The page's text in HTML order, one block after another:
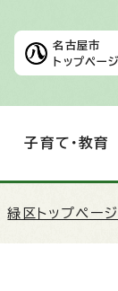
名古屋市
トップページ
子育て・教育
緑区トップページ